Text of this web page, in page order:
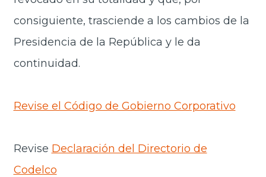
consiguiente, trasciende a los cambios de la
Presidencia de la República y le da
continuidad.
Revise el Código de Gobierno Corporativo
Revise Declaración del Directorio de
Codelco